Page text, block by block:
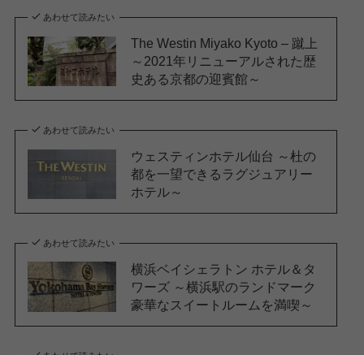
あわせて読みたい
The Westin Miyako Kyoto – 蹴上
～2021年リニューアルされた歴
史ある京都の迎賓館～
あわせて読みたい
ウェスティンホテル仙台 ～杜の
都を一望できるラグジュアリー
ホテル～
あわせて読みたい
横浜ベイシェラトン ホテル＆タ
ワーズ ～横浜駅のランドマーク
豪華なスイートルームを満喫～